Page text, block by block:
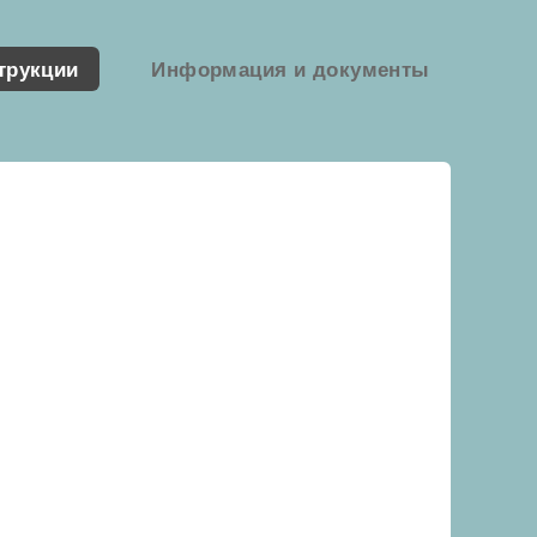
Информация и документы